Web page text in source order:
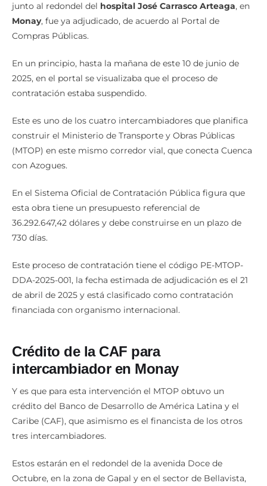
junto al redondel del hospital José Carrasco Arteaga, en
Monay, fue ya adjudicado, de acuerdo al Portal de
Compras Públicas.
En un principio, hasta la mañana de este 10 de junio de
2025, en el portal se visualizaba que el proceso de
contratación estaba suspendido.
Este es uno de los cuatro intercambiadores que planifica
construir el Ministerio de Transporte y Obras Públicas
(MTOP) en este mismo corredor vial, que conecta Cuenca
con Azogues.
En el Sistema Oficial de Contratación Pública figura que
esta obra tiene un presupuesto referencial de
36.292.647,42 dólares y debe construirse en un plazo de
730 días.
Este proceso de contratación tiene el código PE-MTOP-
DDA-2025-001, la fecha estimada de adjudicación es el 21
de abril de 2025 y está clasificado como contratación
financiada con organismo internacional.
Crédito de la CAF para
intercambiador en Monay
Y es que para esta intervención el MTOP obtuvo un
crédito del Banco de Desarrollo de América Latina y el
Caribe (CAF), que asimismo es el financista de los otros
tres intercambiadores.
Estos estarán en el redondel de la avenida Doce de
Octubre, en la zona de Gapal y en el sector de Bellavista,